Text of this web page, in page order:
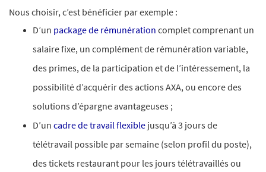
Nous choisir, c’est bénéficier par exemple :
D’un package de rémunération complet comprenant un
salaire fixe, un complément de rémunération variable,
des primes, de la participation et de l’intéressement, la
possibilité d’acquérir des actions AXA, ou encore des
solutions d’épargne avantageuses ;
D’un cadre de travail flexible jusqu’à 3 jours de
télétravail possible par semaine (selon profil du poste),
des tickets restaurant pour les jours télétravaillés ou